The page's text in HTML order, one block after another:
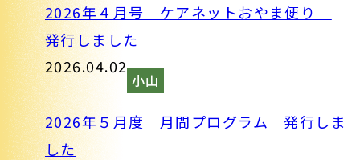
2026年４月号 ケアネットおやま便り
発行しました
2026.04.02
小山
2026年５月度 月間プログラム 発行しま
した